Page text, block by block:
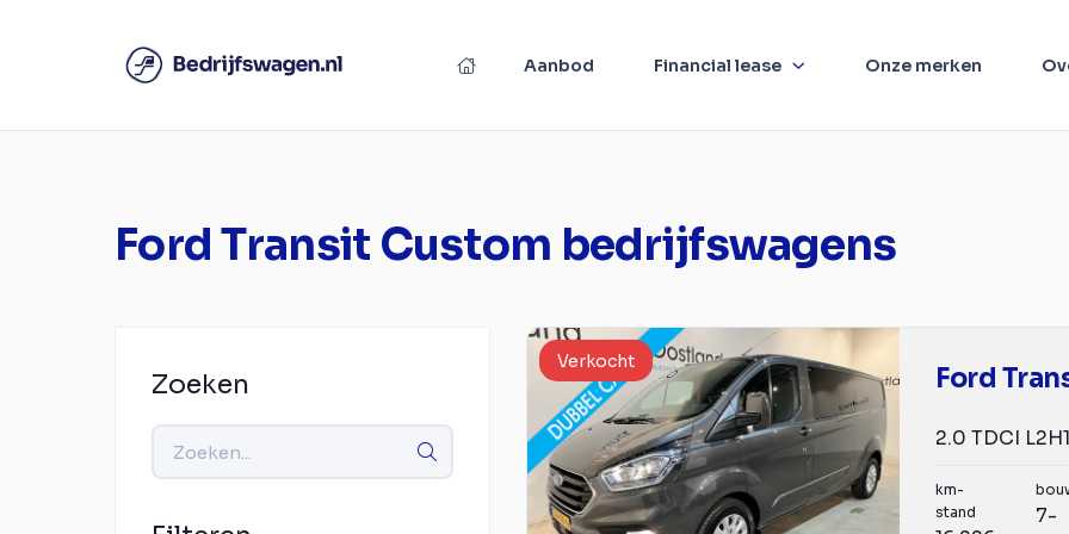
Aanbod Financial lease Onze merken
Ford Transit Custom bedrijfswagens
Zoeken
Verkocht
Ford
km-
stand
7-